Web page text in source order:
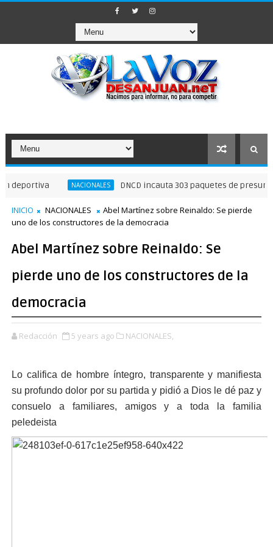
NACIONALES DNCD incauta 303 paquetes de presunta
INICIO NACIONALES
Abel Martínez sobre Reinaldo: Se pierde
uno de los constructores de la democracia
Abel Martínez sobre Reinaldo: Se
pierde uno de los constructores de la
democracia
Redacción 5 years ago NACIONALES,
Lo califica de hombre íntegro, transparente y manifiesta
su profundo dolor por su partida y pidió a Dios le dé paz y
consuelo a familiares, amigos y a toda la familia
peledeista